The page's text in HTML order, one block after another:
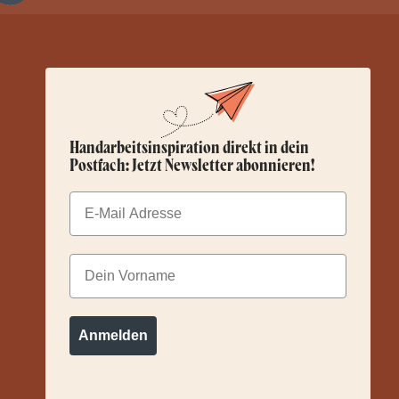
Handarbeitsinspiration direkt in dein
Postfach: Jetzt Newsletter abonnieren!
Email
Dein Vorname
Anmelden